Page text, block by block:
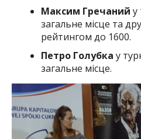
Максим Гречаний у
загальне місце та
рейтингом до 1600.
Петро Голубка у
загальне місце.